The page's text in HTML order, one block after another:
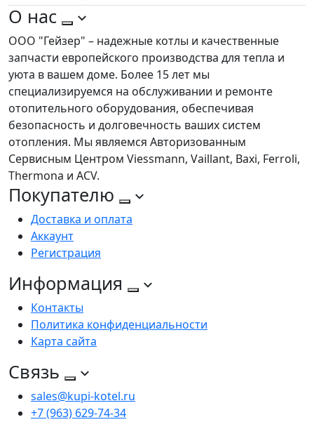
О нас
ООО "Гейзер" – надежные котлы и качественные
запчасти европейского производства для тепла и
уюта в вашем доме. Более 15 лет мы
специализируемся на обслуживании и ремонте
отопительного оборудования, обеспечивая
безопасность и долговечность ваших систем
отопления. Мы являемся Авторизованным
Сервисным Центром Viessmann, Vaillant, Baxi, Ferroli,
Thermona и ACV.
Покупателю
Доставка и оплата
Аккаунт
Регистрация
Информация
Контакты
Политика конфиденциальности
Карта сайта
Связь
sales@kupi-kotel.ru
+7 (963) 629-74-34